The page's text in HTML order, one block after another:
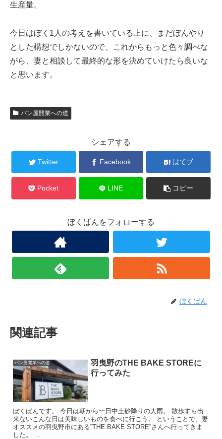
生産量。
今日はぼく1人の考えを書いている上に、まだぼんやり
とした構想でしかないので、これからもっと色々調べな
がら、妻と相談して最終的な形を決めていけたら良いな
と思います。
パン屋開業への道
シェアする
Twitter Facebook はてブ
Pocket LINE コピー
ぼくぱんをフォローする
ぼくぱん
関連記事
パン屋開業への道
羽曳野のTHE BAKE STOREに
行ってみた
ぼくぱんです。 今日は朝から一日中土砂降りの大雨。 散歩すら出
来ないこんな日は美味しいものを食べに行こう。 ということで、妻
オススメの羽曳野市にある”THE BAKE STORE”さんへ行ってきま
した。 ...